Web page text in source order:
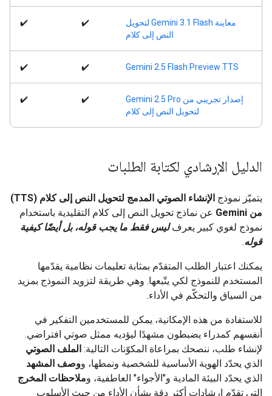
معاينة Gemini 3.1 Flash لتحويل
النص إلى كلام
✔️
✔️
Gemini 2.5 Flash Preview TTS
✔️
✔️
إصدار تجريبي من Gemini 2.5 Pro
لتحويل النص إلى كلام
✔️
✔️
الدليل الإرشادي لكتابة الطلبات
يتميّز نموذج
الإنشاء الصوتي المدمج لتحويل النص إلى كلام (TTS)
من Gemini
عن نماذج تحويل النص إلى كلام التقليدية باستخدام
نموذج لغوي كبير يعرفليس فقط ما يجب قوله، بل أيضًا كيفية
قوله.
يمكنك اعتبار الطلب المتقدّم بمثابة تعليمات نظامية يقدّمها
المستخدم للنموذج لكي يتّبعها. وهي طريقة لتزويد النموذج بمزيد
من السياق والتحكّم في الأداء.
للاستفادة من هذه الإمكانية، يمكن للمستخدمين التفكير في
أنفسهم كمدراء يضبطون مشهدًا ليؤديه ممثل صوتي افتراضي.
لإنشاء طلب، ننصحك بمراعاة المكوّنات التالية: الملف الصوتي
الذي يحدّد الهوية الأساسية للشخصية ونمطها، ووصف المشهد
الذي يحدّد البيئة المادية و"الأجواء" العاطفية، وملاحظات المخرج
التي تقدّم إرشادات أكثر دقة بشأن الأداء من حيث الأسلوب